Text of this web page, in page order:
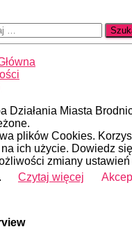
Działania Miasta
plików Cookies.
ich użycie. Dowiedz
zmiany
Czytaj więcej